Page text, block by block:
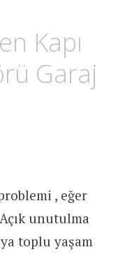
Kapı
Garaj
, eğer
unutulma
toplu yaşam